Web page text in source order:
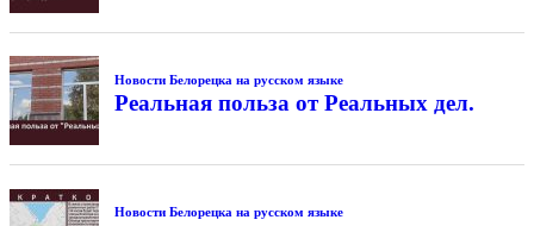
Новости Белорецка на русском языке
Реальная польза от Реальных дел.
Новости Белорецка на русском языке